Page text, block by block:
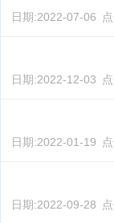
日期:2022-07-06
日期:2022-12-03
日期:2022-01-19
日期:2022-09-28